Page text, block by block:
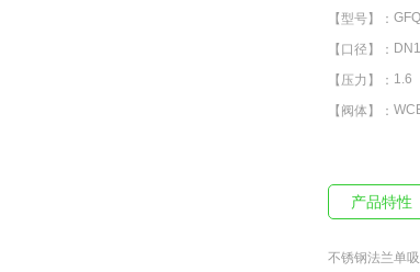
【型号】： GFQ
【口径】：
【压力】： 1.6
【阀体】：
产品特性
不锈钢法兰单